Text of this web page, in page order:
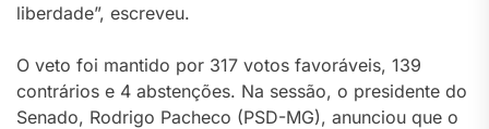
liberdade”, escreveu.
O veto foi mantido por 317 votos favoráveis, 139
contrários e 4 abstenções. Na sessão, o presidente do
Senado, Rodrigo Pacheco (PSD-MG), anunciou que o